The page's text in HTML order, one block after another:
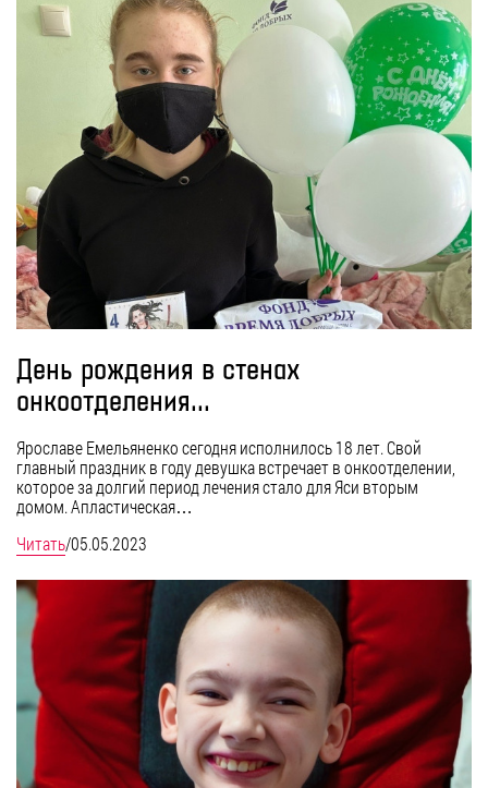
День рождения в стенах
онкоотделения...
Ярославе Емельяненко сегодня исполнилось 18 лет. Свой
главный праздник в году девушка встречает в онкоотделении,
которое за долгий период лечения стало для Яси вторым
домом. Апластическая…
Читать/05.05.2023